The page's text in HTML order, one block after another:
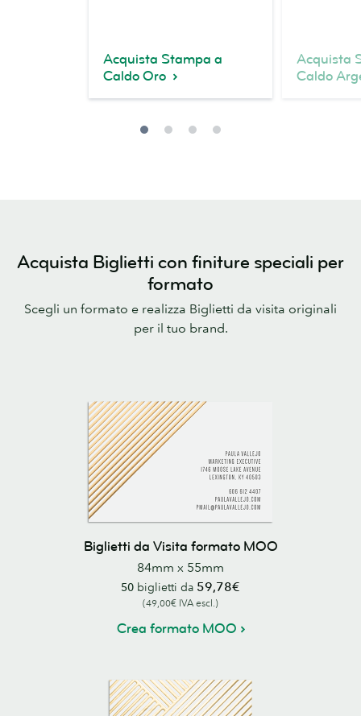
Acquista Stampa a
Caldo Oro
Acquista
Caldo
Acquista Biglietti con finiture speciali per
formato
Scegli un formato e realizza Biglietti da visita originali
per il tuo brand.
Biglietti da Visita formato MOO
84mm x 55mm
50 biglietti da 59,78€
(49,00€ IVA escl.)
Crea formato MOO